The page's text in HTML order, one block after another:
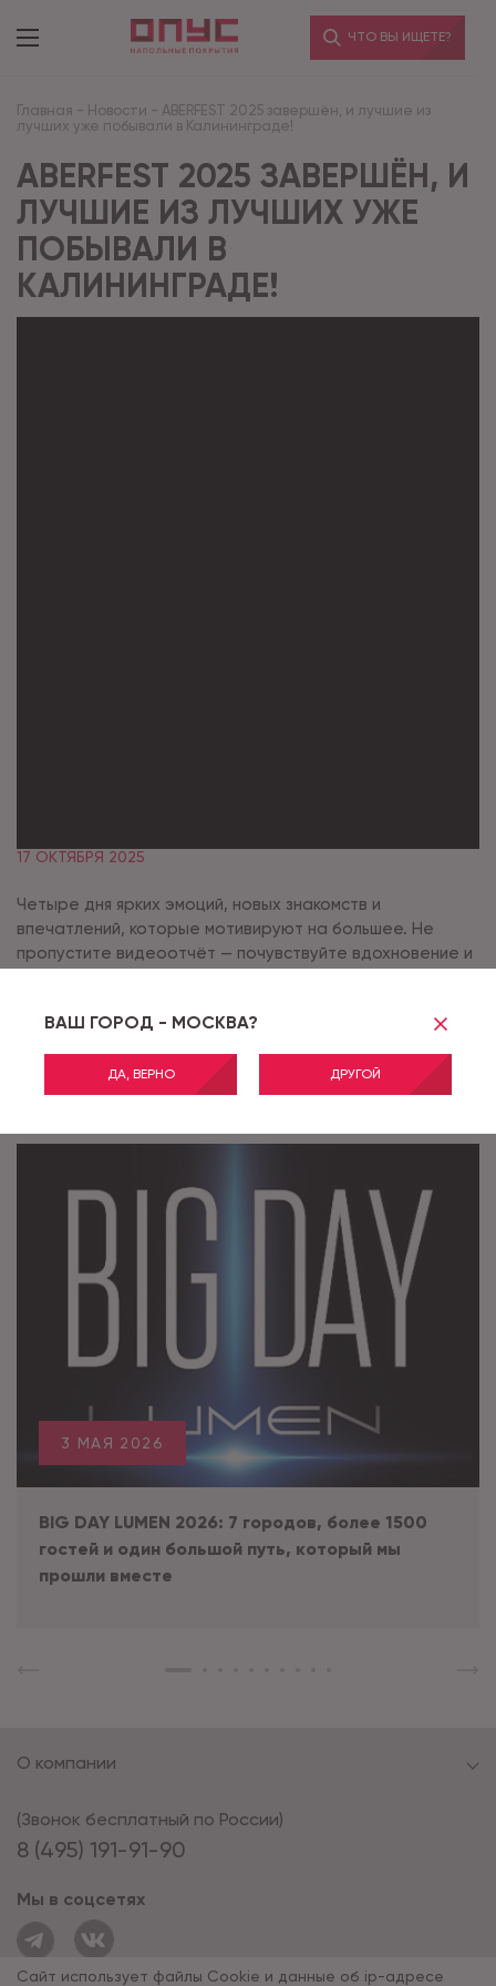
ВАШ ГОРОД - МОСКВА?
ДА, ВЕРНО ДРУГОЙ
ЧТО ВЫ ИЩЕТЕ?
Главная - Новости - ABERFEST 2025 завершён, и лучшие из
лучших уже побывали в Калининграде!
17 ОКТЯБРЯ 2025
ABERFEST 2025 ЗАВЕРШЁН, И
ЛУЧШИЕ ИЗ ЛУЧШИХ УЖЕ
ПОБЫВАЛИ В
КАЛИНИНГРАДЕ!
Четыре дня ярких эмоций, новых знакомств и
впечатлений, которые мотивируют на большее. Не
пропустите видеоотчёт — почувствуйте вдохновение и
ДРУГИЕ НОВОСТИ
3 МАЯ 2026
BIG DAY LUMEN 2026: 7 городов, более 1500
гостей и один большой путь, который мы
прошли вместе
8 (495) 191-91-90
(Звонок бесплатный по России)
Мы в соцсетях
О компании
Сайт использует файлы Cookie и данные об ip-адресе